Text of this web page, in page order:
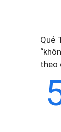
Quẻ
theo